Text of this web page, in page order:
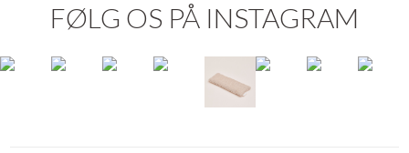
FØLG OS PÅ INSTAGRAM